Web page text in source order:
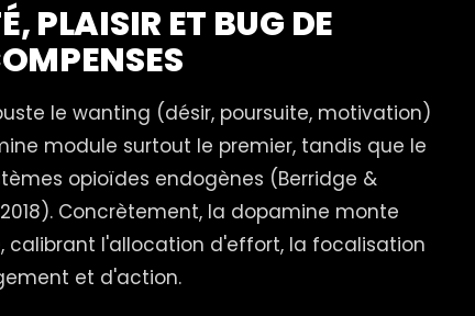
PLAISIR ET BUG DE
le wanting (désir, poursuite, motivation)
module surtout le premier, tandis que le
opioïdes endogènes (Berridge &
Concrètement, la dopamine monte
calibrant l'allocation d'effort, la focalisation
et d'action.